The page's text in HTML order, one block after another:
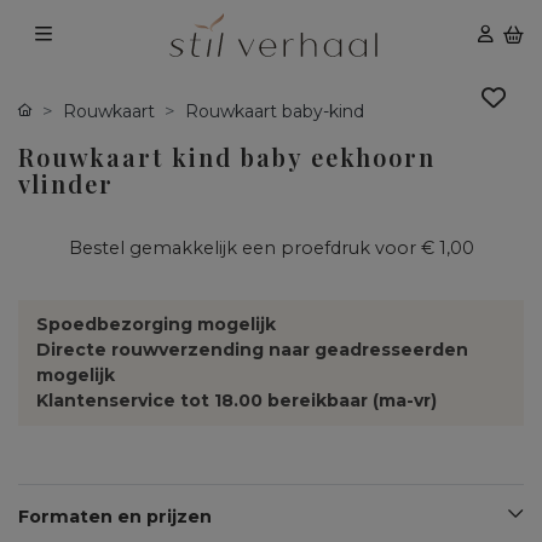
Rouwkaart Rouwkaart baby-kind
Rouwkaart kind baby eekhoorn
vlinder
Bestel gemakkelijk een proefdruk voor € 1,00
Spoedbezorging mogelijk
Directe rouwverzending naar geadresseerden
mogelijk
Klantenservice tot 18.00 bereikbaar (ma-vr)
Formaten en prijzen